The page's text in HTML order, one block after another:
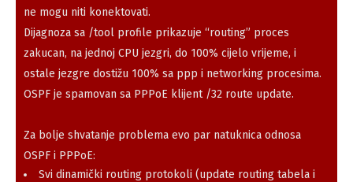
ne mogu niti konektovati.
Dijagnoza sa /tool profile prikazuje “routing” proces
zakucan, na jednoj CPU jezgri, do 100% cijelo vrijeme, i
ostale jezgre dostižu 100% sa ppp i networking procesima.
OSPF je spamovan sa PPPoE klijent /32 route update.
Za bolje shvatanje problema evo par natuknica odnosa
OSPF i PPPoE:
Svi dinamički routing protokoli (update routing tabela i